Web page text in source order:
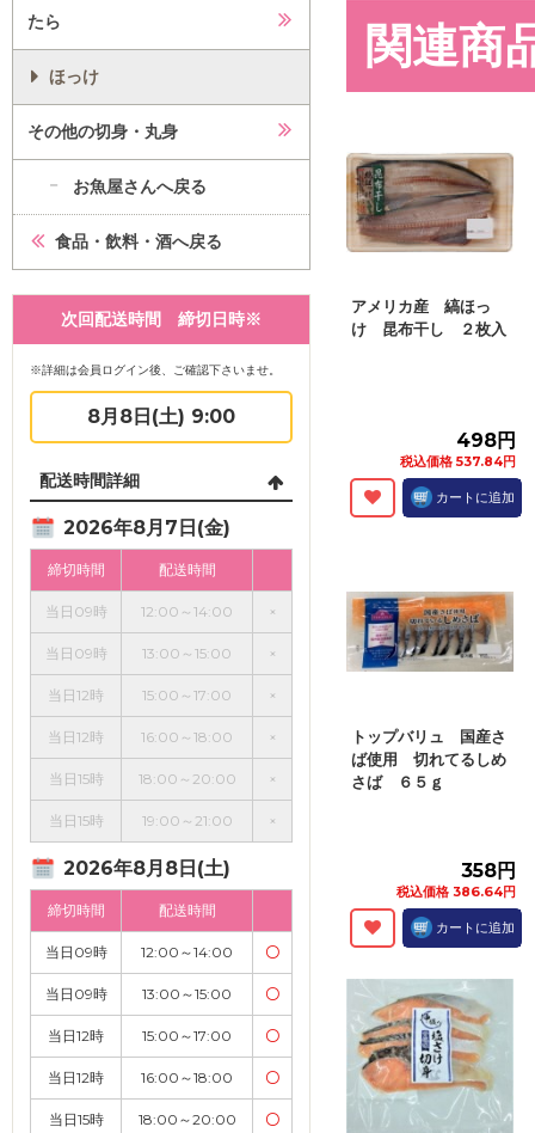
たら
ほっけ
その他の切身・丸身
お魚屋さんへ戻る
食品・飲料・酒へ戻る
次回配送時間 締切日時※
※詳細は会員ログイン後、ご確認下さいませ。
8月8日(土) 9:00
配送時間詳細
2026年8月7日(金)
締切時間 配送時間
当日09時 12:00～14:00 ×
当日09時 13:00～15:00 ×
当日12時 15:00～17:00 ×
当日12時 16:00～18:00 ×
当日15時 18:00～20:00 ×
当日15時 19:00～21:00 ×
2026年8月8日(土)
締切時間 配送時間
当日09時 12:00～14:00 〇
当日09時 13:00～15:00 〇
当日12時 15:00～17:00 〇
当日12時 16:00～18:00 〇
当日15時 18:00～20:00 〇
関連商
アメリカ産 縞ほっ
け 昆布干し ２枚入
498円
税込価格 537.84円
カートに追加
トップバリュ 国産さ
ば使用 切れてるしめ
さば ６５ｇ
358円
税込価格 386.64円
カートに追加